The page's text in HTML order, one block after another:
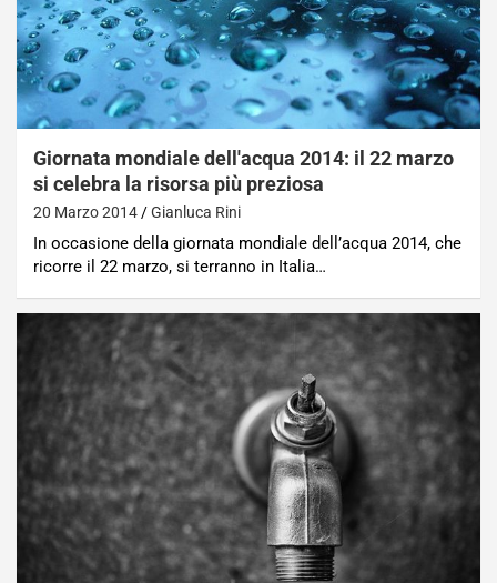
Giornata mondiale dell'acqua 2014: il 22 marzo
si celebra la risorsa più preziosa
20 Marzo 2014 Gianluca Rini
In occasione della giornata mondiale dell’acqua 2014, che
ricorre il 22 marzo, si terranno in Italia…